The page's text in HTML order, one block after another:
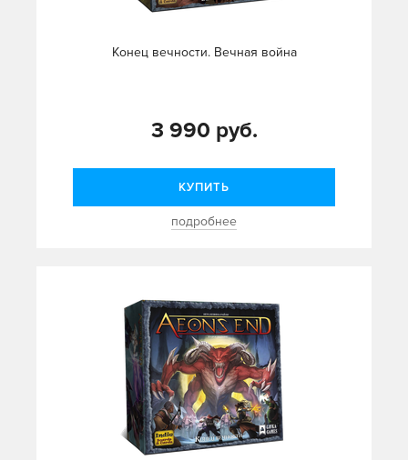
Конец вечности. Вечная война
3 990 руб.
КУПИТЬ
подробнее